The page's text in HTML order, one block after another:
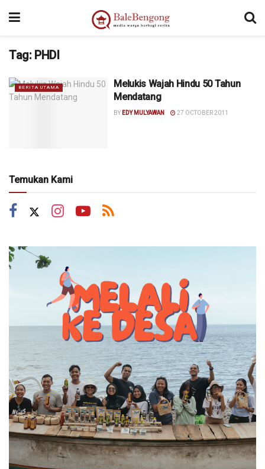
Tag: PHDI
BERITA UTAMA
Melukis Wajah Hindu 50 Tahun
Mendatang
BY EDY MULYAWAN 27 OCTOBER 2011
Temukan Kami